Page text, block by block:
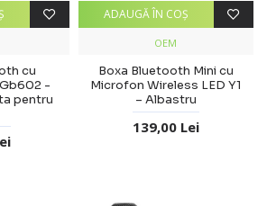
cu
-
pentru
OEM
Boxa Bluetooth Mini cu
Microfon Wireless LED Y1
– Albastru
139,00 Lei
ADAUGĂ ÎN COŞ